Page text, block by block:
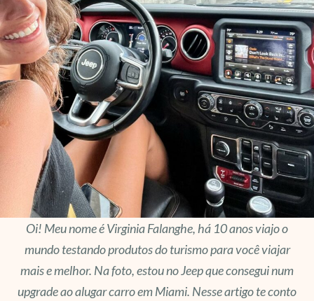
Oi! Meu nome é Virginia Falanghe, há 10 anos viajo o
mundo testando produtos do turismo para você viajar
mais e melhor. Na foto, estou no Jeep que consegui num
upgrade ao alugar carro em Miami. Nesse artigo te conto